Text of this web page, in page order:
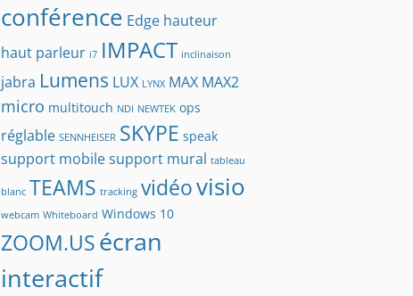
conférence Edge hauteur
haut parleur i7 IMPACT inclinaison
jabra Lumens LUX LYNX MAX MAX2
micro multitouch NDI NEWTEK ops
réglable SENNHEISER SKYPE speak
support mobilesupport mural tableau
blanc TEAMS tracking vidéovisio
webcam Whiteboard Windows 10
ZOOM.USécran
interactif